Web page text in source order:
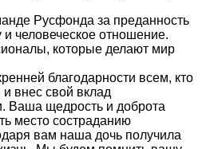
Русфонда за преданность
человеческое отношение.
которые делают мир
благодарности всем, кто
внес свой вклад
Ваша щедрость и доброта
место состраданию
вам наша дочь получила